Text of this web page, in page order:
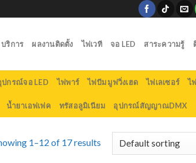
บริการ ผลงานติดตั้ง ไฟเวที จอ LED สาระความรู้
ปกรณ์จอ LED ไฟพาร์ ไฟบีม มูฟวิ่งเฮด ไฟเลเซอร์ ไ
น้ำยาเอฟเฟค ทรัสอลูมิเนียม อุปกรณ์สัญญาณDMX
1–12 of 17 results